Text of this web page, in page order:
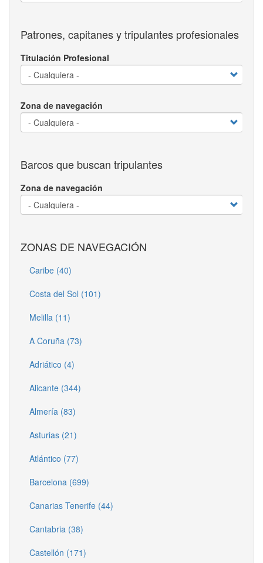
Patrones, capitanes y tripulantes profesionales
Titulación Profesional
Zona de navegación
Barcos que buscan tripulantes
Zona de navegación
ZONAS DE NAVEGACIÓN
Caribe (40)
Costa del Sol (101)
Melilla (11)
A Coruña (73)
Adriático (4)
Alicante (344)
Almería (83)
Asturias (21)
Atlántico (77)
Barcelona (699)
Canarias Tenerife (44)
Cantabria (38)
Castellón (171)